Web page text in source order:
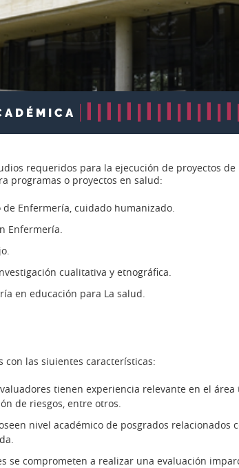
requeridos para la ejecución de proyectos
programas o proyectos en salud:
Enfermería, cuidado humanizado.
Enfermería.
cualitativa y etnográfica.
en educación para La salud.
con las siuientes características:
tienen experiencia relevante en el
de riesgos, entre otros.
nivel académico de posgrados relacionados
se comprometen a realizar una evaluación